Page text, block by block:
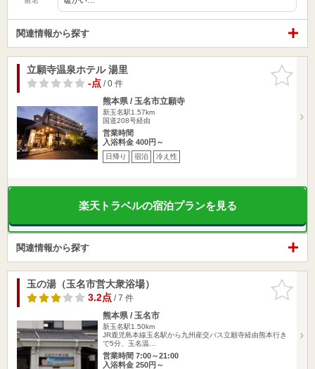
関連情報から探す
お気に入
りに追加
立願寺温泉ホテル 湯里
-点/ 0 件
熊本県 / 玉名市立願寺
新玉名駅1.57km
国道208号経由
営業時間
入浴料金 400円～
日帰り 宿泊 冷え性
楽天トラベルの宿泊プランを見る
関連情報から探す
お気に入
りに追加
玉の湯（玉名市営大衆浴場）
3.2点/ 7 件
熊本県 / 玉名市
新玉名駅1.50km
JR鹿児島本線玉名駅から九州産交バス立願寺経由熊本行き
で5分、玉名温…
営業時間 7:00～21:00
入浴料金 250円～